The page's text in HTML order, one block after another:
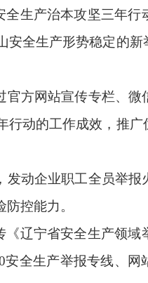
全生产治本攻坚三年
全生产形势稳定的
官方网站宣传专栏、微
行动的工作成效，推广
动企业职工全员举
控能力。
辽宁省安全生产领
全生产举报专线、